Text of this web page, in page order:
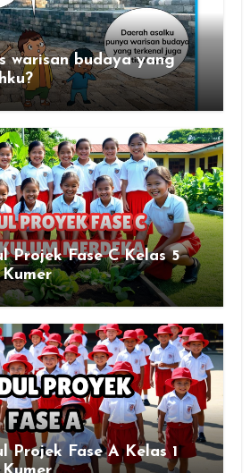
warisan budaya yang
Projek Fase C Kelas 5
Projek Fase A Kelas 1